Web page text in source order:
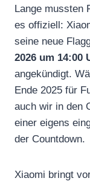
Lange mussten
es offiziell:
seine neue
2026 um 14:00
angekündigt.
Ende 2025 für
auch wir in den
einer eigens
der Countdown.
Xiaomi bringt